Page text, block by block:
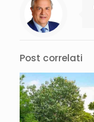
Post correlati